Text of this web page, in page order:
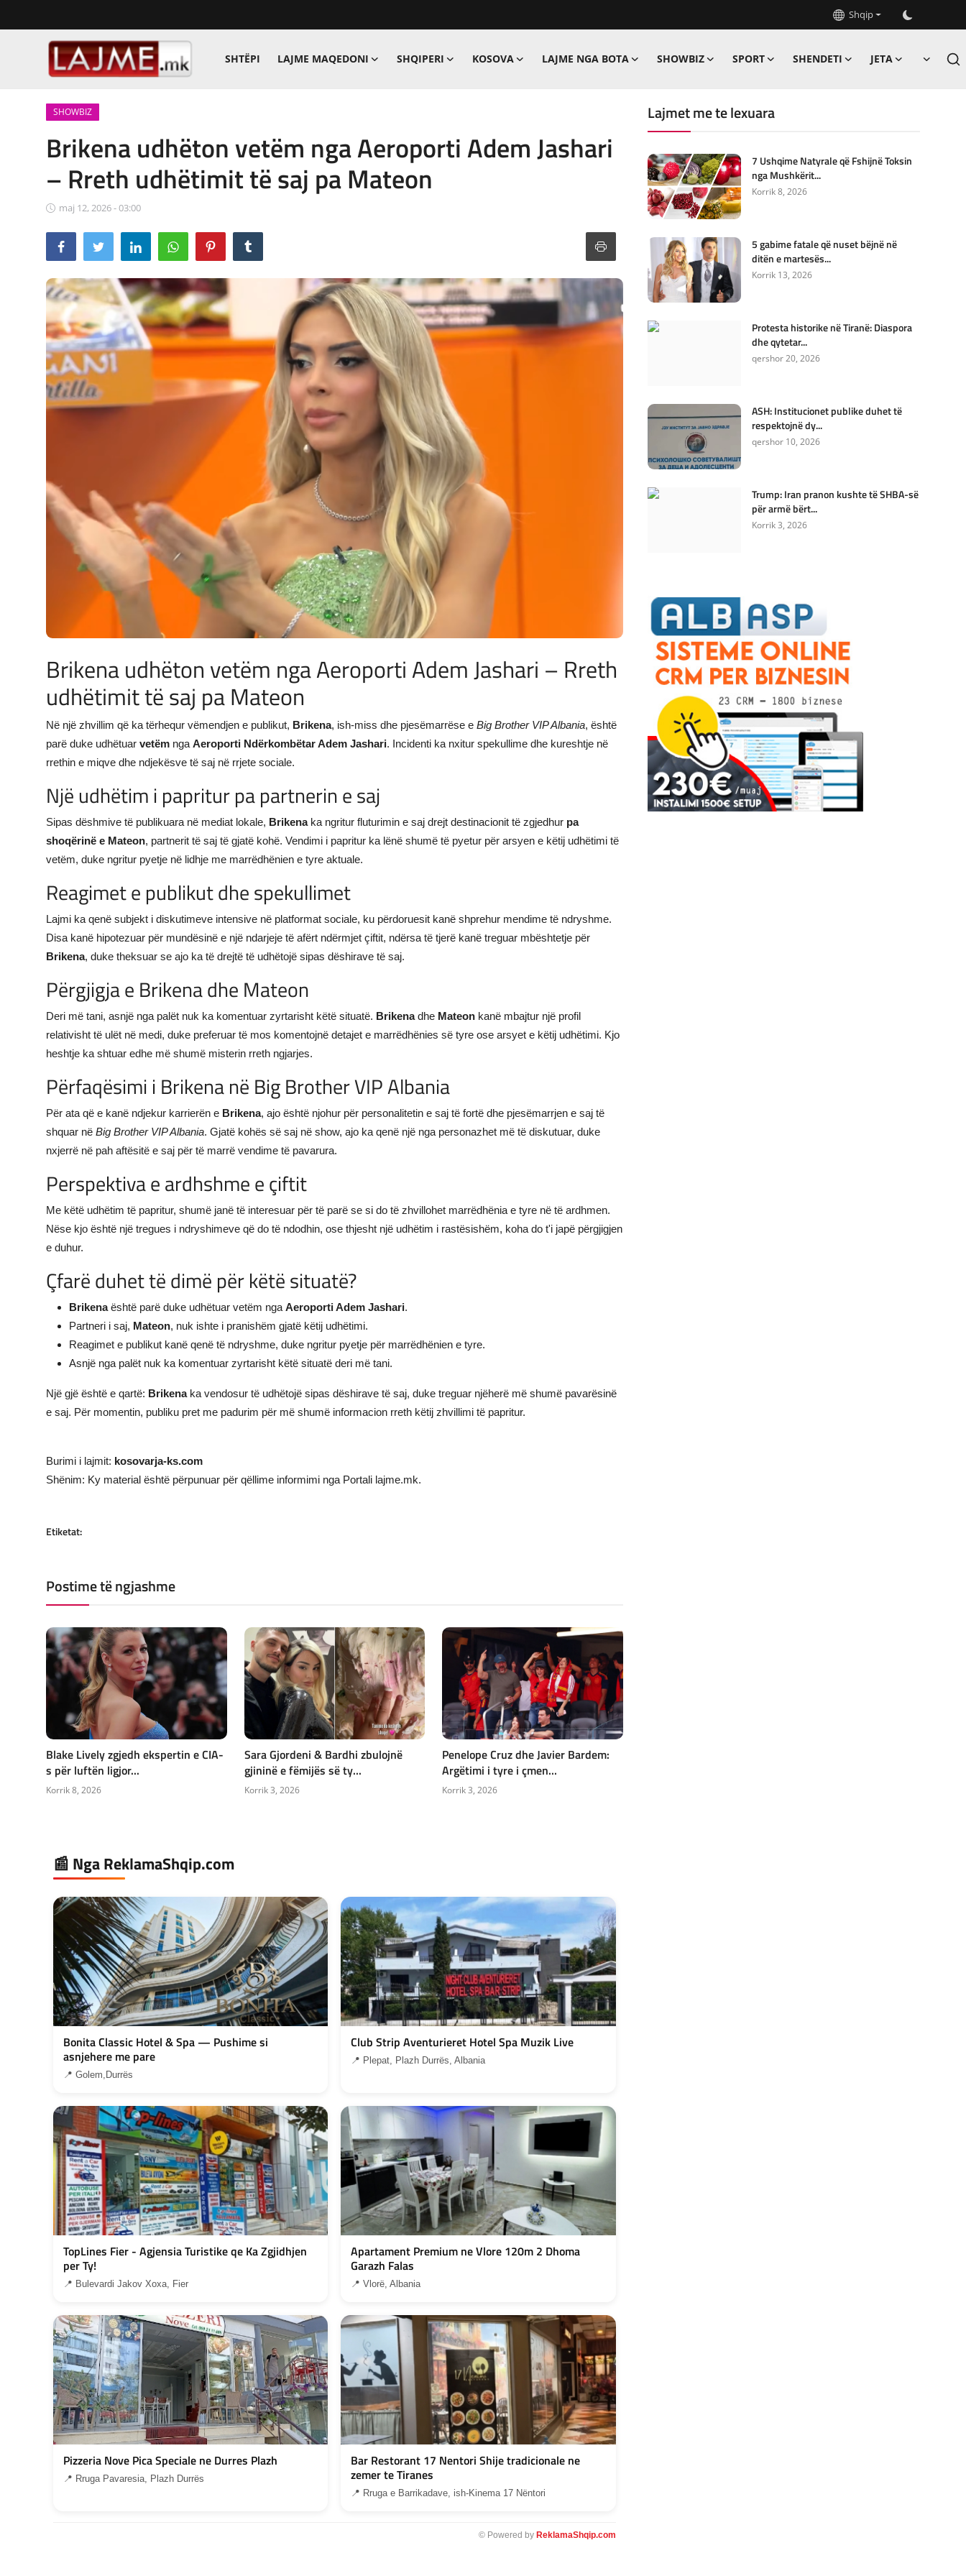
Shqip
SHTËPI LAJME MAQEDONI SHQIPERI KOSOVA LAJME NGA BOTA SHOWBIZ SPORT SHENDETI JETA
LAJME MAQEDONI
SHQIPERI
KOSOVA
LAJME NGA BOTA
SHOWBIZ
SHENDETI
SHOWBIZ
Brikena udhëton vetëm nga Aeroporti Adem Jashari
– Rreth udhëtimit të saj pa Mateon
maj 12, 2026 - 03:00
Brikena udhëton vetëm nga Aeroporti Adem Jashari – Rreth
udhëtimit të saj pa Mateon
Në një zhvillim që ka tërhequr vëmendjen e publikut, Brikena, ish-miss dhe pjesëmarrëse e Big Brother VIP Albania, është
parë duke udhëtuar vetëm nga Aeroporti Ndërkombëtar Adem Jashari. Incidenti ka nxitur spekullime dhe kureshtje në
rrethin e miqve dhe ndjekësve të saj në rrjete sociale.
Një udhëtim i papritur pa partnerin e saj
Sipas dëshmive të publikuara në mediat lokale, Brikenaka ngritur fluturimin e saj drejt destinacionit të zgjedhur pa
shoqërinë e Mateon, partnerit të saj të gjatë kohë. Vendimi i papritur ka lënë shumë të pyetur për arsyen e këtij udhëtimi të
vetëm, duke ngritur pyetje në lidhje me marrëdhënien e tyre aktuale.
Reagimet e publikut dhe spekullimet
Lajmi ka qenë subjekt i diskutimeve intensive në platformat sociale, ku përdoruesit kanë shprehur mendime të ndryshme.
Disa kanë hipotezuar për mundësinë e një ndarjeje të afërt ndërmjet çiftit, ndërsa të tjerë kanë treguar mbështetje për
Brikena, duke theksuar se ajo ka të drejtë të udhëtojë sipas dëshirave të saj.
Përgjigja e Brikena dhe Mateon
Deri më tani, asnjë nga palët nuk ka komentuar zyrtarisht këtë situatë. Brikenadhe Mateon kanë mbajtur një profil
relativisht të ulët në medi, duke preferuar të mos komentojnë detajet e marrëdhënies së tyre ose arsyet e këtij udhëtimi. Kjo
heshtje ka shtuar edhe më shumë misterin rreth ngjarjes.
Përfaqësimi i Brikena në Big Brother VIP Albania
Për ata që e kanë ndjekur karrierën e Brikena, ajo është njohur për personalitetin e saj të fortë dhe pjesëmarrjen e saj të
shquar në Big Brother VIP Albania. Gjatë kohës së saj në show, ajo ka qenë një nga personazhet më të diskutuar, duke
nxjerrë në pah aftësitë e saj për të marrë vendime të pavarura.
Perspektiva e ardhshme e çiftit
Me këtë udhëtim të papritur, shumë janë të interesuar për të parë se si do të zhvillohet marrëdhënia e tyre në të ardhmen.
Nëse kjo është një tregues i ndryshimeve që do të ndodhin, ose thjesht një udhëtim i rastësishëm, koha do t'i japë përgjigjen
e duhur.
Çfarë duhet të dimë për këtë situatë?
Brikenaështë parë duke udhëtuar vetëm nga Aeroporti Adem Jashari.
Partneri i saj, Mateon, nuk ishte i pranishëm gjatë këtij udhëtimi.
Reagimet e publikut kanë qenë të ndryshme, duke ngritur pyetje për marrëdhënien e tyre.
Asnjë nga palët nuk ka komentuar zyrtarisht këtë situatë deri më tani.
Një gjë është e qartë: Brikenaka vendosur të udhëtojë sipas dëshirave të saj, duke treguar njëherë më shumë pavarësinë
e saj. Për momentin, publiku pret me padurim për më shumë informacion rreth këtij zhvillimi të papritur.
Burimi i lajmit: kosovarja-ks.com
Shënim: Ky material është përpunuar për qëllime informimi nga Portali lajme.mk.
Etiketat:
Postime të ngjashme
Blake Lively zgjedh ekspertin e CIA-
s për luftën ligjor...
Korrik 8, 2026
Sara Gjordeni & Bardhi zbulojnë
gjininë e fëmijës së ty...
Korrik 3, 2026
Penelope Cruz dhe Javier Bardem:
Argëtimi i tyre i çmen...
Korrik 3, 2026
📰 Nga ReklamaShqip.com
Bonita Classic Hotel & Spa — Pushime si
asnjehere me pare
📍 Golem,Durrës
Club Strip Aventurieret Hotel Spa Muzik Live
📍 Plepat, Plazh Durrës, Albania
TopLines Fier - Agjensia Turistike qe Ka Zgjidhjen
per Ty!
📍 Bulevardi Jakov Xoxa, Fier
Apartament Premium ne Vlore 120m 2 Dhoma
Garazh Falas
📍 Vlorë, Albania
Pizzeria Nove Pica Speciale ne Durres Plazh
📍 Rruga Pavaresia, Plazh Durrës
Bar Restorant 17 Nentori Shije tradicionale ne
zemer te Tiranes
📍 Rruga e Barrikadave, ish-Kinema 17 Nëntori
© Powered by ReklamaShqip.com
Lajmet me te lexuara
7 Ushqime Natyrale që Fshijnë Toksin
nga Mushkërit...
Korrik 8, 2026
5 gabime fatale që nuset bëjnë në
ditën e martesës...
Korrik 13, 2026
Protesta historike në Tiranë: Diaspora
dhe qytetar...
qershor 20, 2026
ASH: Institucionet publike duhet të
respektojnë dy...
qershor 10, 2026
Trump: Iran pranon kushte të SHBA-së
për armë bërt...
Korrik 3, 2026